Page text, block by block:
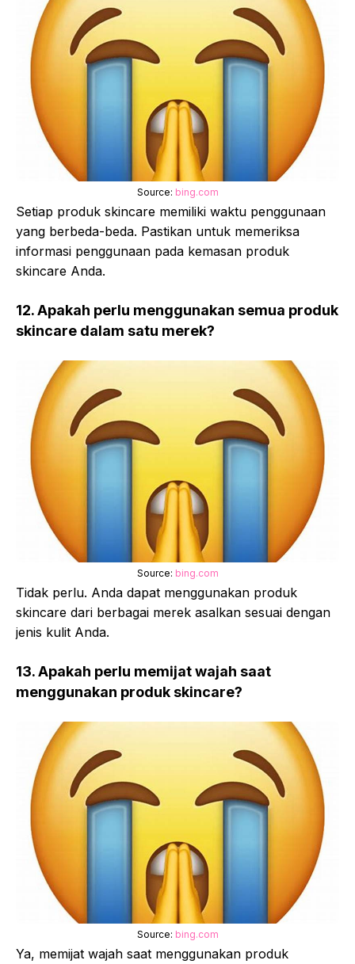
Source: bing.com
Setiap produk skincare memiliki waktu penggunaan
yang berbeda-beda. Pastikan untuk memeriksa
informasi penggunaan pada kemasan produk
skincare Anda.
12. Apakah perlu menggunakan semua produk
skincare dalam satu merek?
Source: bing.com
Tidak perlu. Anda dapat menggunakan produk
skincare dari berbagai merek asalkan sesuai dengan
jenis kulit Anda.
13. Apakah perlu memijat wajah saat
menggunakan produk skincare?
Source: bing.com
Ya, memijat wajah saat menggunakan produk